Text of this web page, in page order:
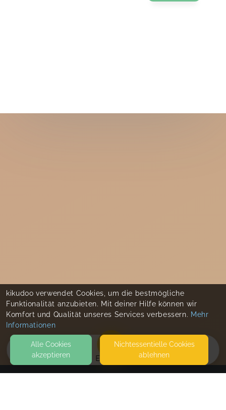
EVENTS
kikudoo verwendet Cookies, um die bestmögliche
Funktionalität anzubieten. Mit deiner Hilfe können wir
Komfort und Qualität unseres Services verbessern. Mehr
Informationen
Alle Cookies
akzeptieren
Nicht­essentielle Cookies
ablehnen